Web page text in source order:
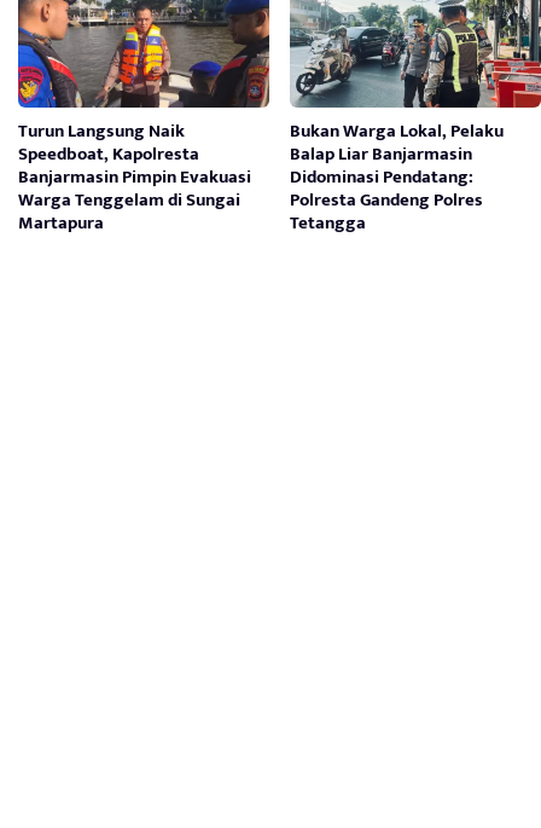
Turun Langsung Naik
Speedboat, Kapolresta
Banjarmasin Pimpin Evakuasi
Warga Tenggelam di Sungai
Martapura
Bukan Warga Lokal, Pelaku
Balap Liar Banjarmasin
Didominasi Pendatang:
Polresta Gandeng Polres
Tetangga